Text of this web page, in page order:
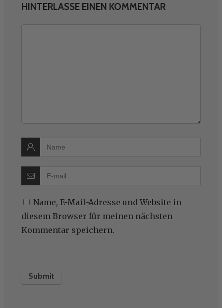
HINTERLASSE EINEN KOMMENTAR
Name, E-Mail-Adresse und Website in
diesem Browser für meinen nächsten
Kommentar speichern.